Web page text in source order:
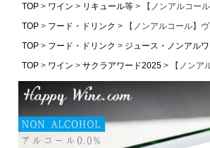
TOP
ワイン リキュール等
【ノンアルコ
TOP
フード・ドリンク
【ノンアルコール
TOP
フード・ドリンク ジュース・ノンアル
TOP
ワイン サクラアワード2025 【ノン